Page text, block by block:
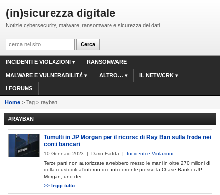
(in)sicurezza digitale
Notizie cybersecurity, malware, ransomware e sicurezza dei dati
INCIDENTI E VIOLAZIONI RANSOMWARE
MALWARE E VULNERABILITÀ ALTRO… IL NETWORK
I FORUMS
Home > Tag > rayban
#RAYBAN
Tumulti in JP Morgan per il ricorso di Ray Ban sulla frode nei
conti bancari
10 Gennaio 2023 | Dario Fadda | Incidenti e Violazioni
Terze parti non autorizzate avrebbero messo le mani in oltre 270 milioni di
dollari custoditi all’interno di conti corrente presso la Chase Bank di JP
Morgan, uno dei...
>> leggi tutto